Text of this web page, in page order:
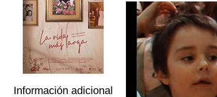
Información adicional